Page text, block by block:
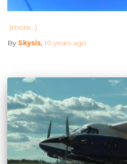
(more…)
By Skysis,10 years ago